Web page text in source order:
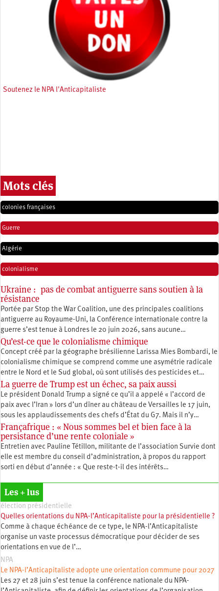
Soutenez le NPA l'Anticapitaliste
Mots clés
colonies françaises
Guerre
Algérie
colonialisme
Ukraine : pas de combat antiguerre sans soutien à la
résistance
Portée par Stop the War Coalition, une des principales coalitions
antiguerre au Royaume-Uni, la Conférence internationale contre la
guerre s’est tenue à Londres le 20 juin 2026, sans aucune…
Qu’est-ce que le colonialisme chimique
Concept créé par la géographe brésilienne Larissa Mies Bombardi, le
colonialisme chimique se comprend comme une asymétrie radicale
entre le Nord et le Sud global, où sont utilisés des pesticides et…
La guerre de Trump est un échec, sa paix aussi
Le président Donald Trump a signé ce qu’il a appelé « l’accord de
paix avec l’Iran » lors d’un dîner au château de Versailles le 17 juin,
sous les applaudissements des chefs d’État du G7. Mais il n’y…
Françafrique : « Nous sommes bel et bien face à la
persistance d’une rente coloniale »
Entretien avec Pauline Tétillon, militante de l’association Survie dont
elle est membre du conseil d’administration, à propos du rapport
sorti en début d’année : « Que reste-t-il des intérêts…
Les + lus
élection présidentielle
Quelles orientations du NPA-l’Anticapitaliste pour la présidentielle ?
Comme à chaque échéance de ce type, le NPA-l’Anticapitaliste
organise un vaste processus démocratique pour décider de ses
orientations en vue de l’…
NPA
Le NPA-l’Anticapitaliste adopte une orientation commune pour 2027
Les 27 et 28 juin s’est tenue la conférence nationale du NPA-